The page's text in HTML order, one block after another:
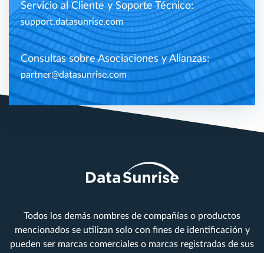
Servicio al Cliente y Soporte Técnico:
support.datasunrise.com
Consultas sobre Asociaciones y Alianzas:
partner@datasunrise.com
Todos los demás nombres de compañías o productos
mencionados se utilizan solo con fines de identificación y
pueden ser marcas comerciales o marcas registradas de sus